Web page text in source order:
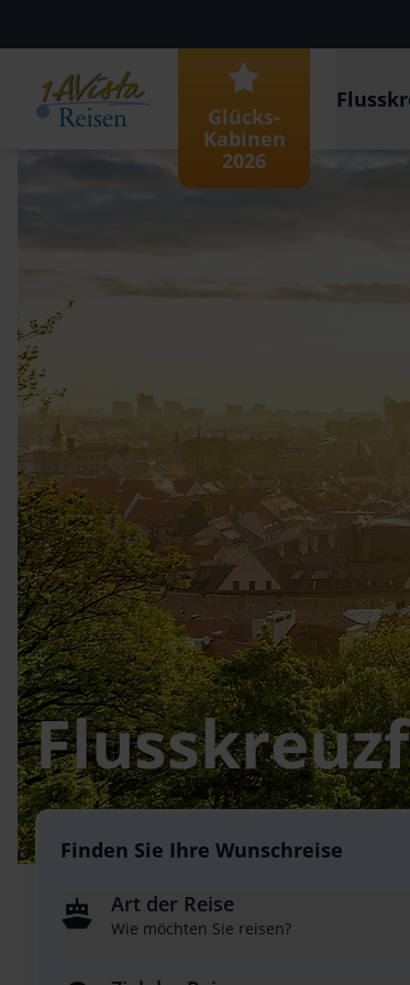
Glücks-
Kabinen
2026
Finden Sie Ihre Wunschreise
Art der Reise
Wie möchten Sie reisen?